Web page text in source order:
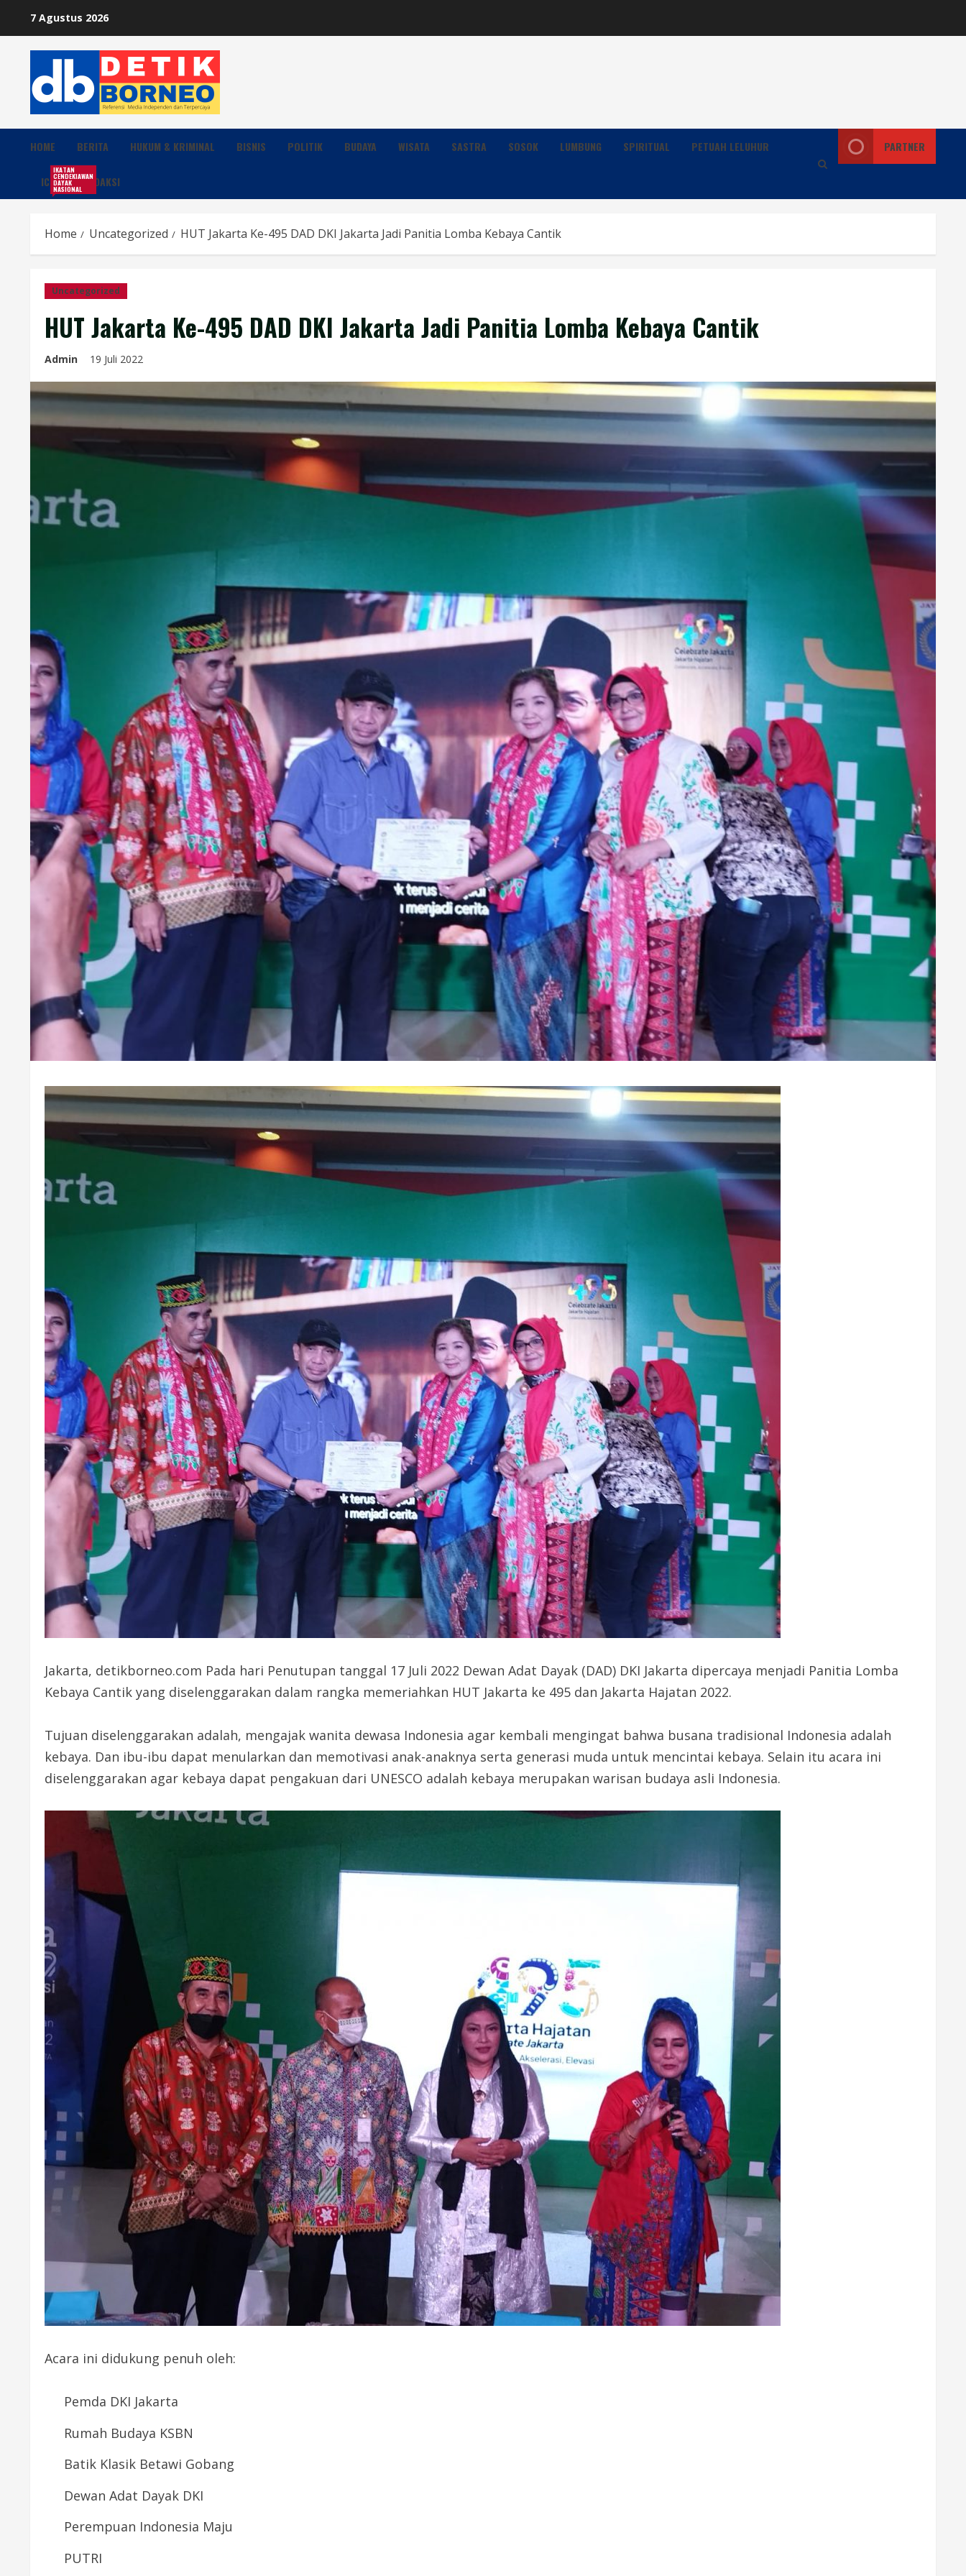
content
7 Agustus 2026
HOME BERITA HUKUM & KRIMINAL BISNIS POLITIK BUDAYA WISATA SASTRA SOSOK LUMBUNG SPIRITUAL PETUAH LELUHUR
ICDN
IKATAN
CENDEKIAWAN
DAYAK
NASIONALREDAKSI
PARTNER
Home Uncategorized HUT Jakarta Ke-495 DAD DKI Jakarta Jadi Panitia Lomba Kebaya Cantik
Uncategorized
HUT Jakarta Ke-495 DAD DKI Jakarta Jadi Panitia Lomba Kebaya Cantik
Admin 19 Juli 2022
Jakarta, detikborneo.com Pada hari Penutupan tanggal 17 Juli 2022 Dewan Adat Dayak (DAD) DKI Jakarta dipercaya menjadi Panitia Lomba
Kebaya Cantik yang diselenggarakan dalam rangka memeriahkan HUT Jakarta ke 495 dan Jakarta Hajatan 2022.
Tujuan diselenggarakan adalah, mengajak wanita dewasa Indonesia agar kembali mengingat bahwa busana tradisional Indonesia adalah
kebaya. Dan ibu-ibu dapat menularkan dan memotivasi anak-anaknya serta generasi muda untuk mencintai kebaya. Selain itu acara ini
diselenggarakan agar kebaya dapat pengakuan dari UNESCO adalah kebaya merupakan warisan budaya asli Indonesia.
Acara ini didukung penuh oleh:
Pemda DKI Jakarta
Rumah Budaya KSBN
Batik Klasik Betawi Gobang
Dewan Adat Dayak DKI
Perempuan Indonesia Maju
PUTRI